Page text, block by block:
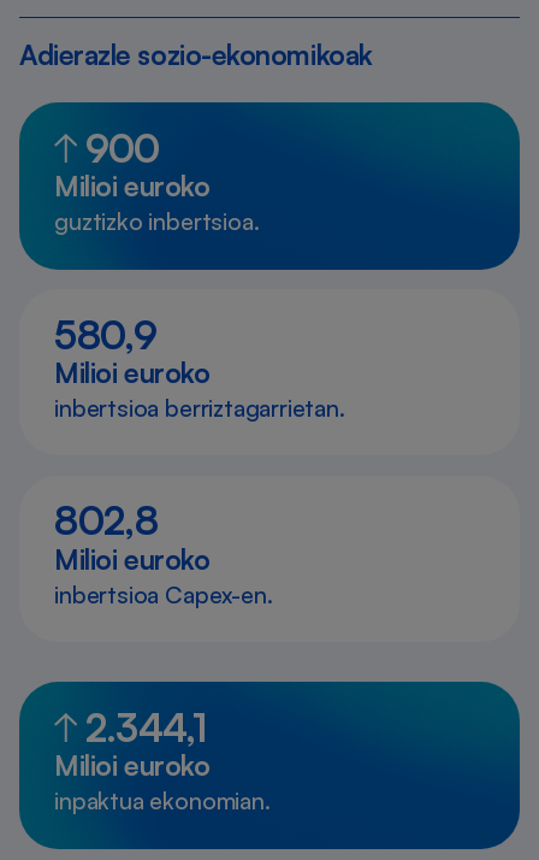
Adierazle sozio-ekonomikoak
900
Milioi euroko
guztizko inbertsioa.
580,9
Milioi euroko
inbertsioa berriztagarrietan.
802,8
Milioi euroko
inbertsioa Capex-en.
2.344,1
Milioi euroko
inpaktua ekonomian.